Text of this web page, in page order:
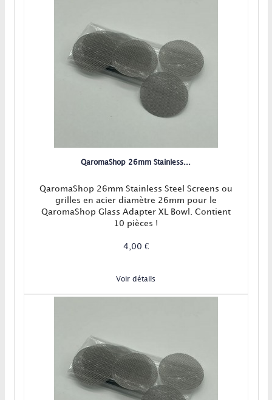
QaromaShop 26mm Stainless...
QaromaShop 26mm Stainless Steel Screens ou
grilles en acier diamètre 26mm pour le
QaromaShop Glass Adapter XL Bowl. Contient
10 pièces !
4,00 €
Voir détails